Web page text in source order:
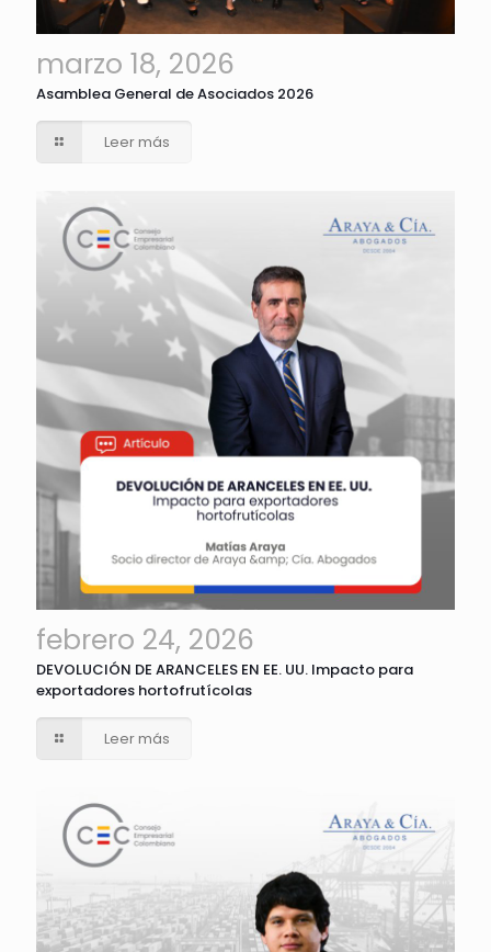
marzo 18, 2026
Asamblea General de Asociados 2026
Leer más
febrero 24, 2026
DEVOLUCIÓN DE ARANCELES EN EE. UU. Impacto para
exportadores hortofrutícolas
Leer más